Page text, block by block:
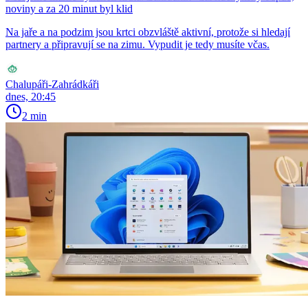
noviny a za 20 minut byl klid
Na jaře a na podzim jsou krtci obzvláště aktivní, protože si hledají
partnery a připravují se na zimu. Vypudit je tedy musíte včas.
Chalupáři-Zahrádkáři
dnes, 20:45
2 min